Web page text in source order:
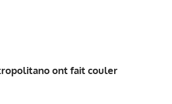
ont fait couler